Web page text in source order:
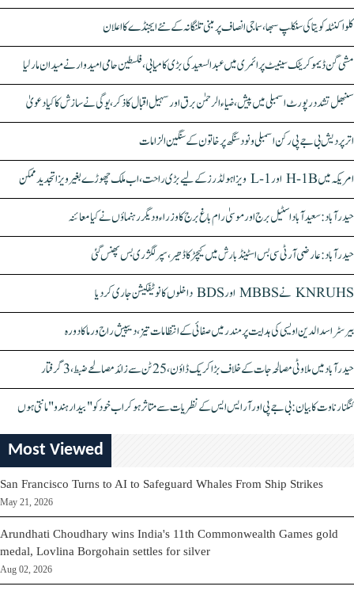
کلواکنٹلہ کویتا کی سنکلپ سبھا، سماجی انصاف پر مبنی تلنگانہ کے نئے ایجنڈے کا اعلان
مشی گن ڈیموکریٹک سینیٹ پرائمری میں عبدالسعید کی بڑی کامیابی، فلسطین حامی امیدوار نے میدان مار لیا
سنبھل تشدد رپورٹ اسمبلی میں پیش، ضیاء الرحمٰن برق اور سہیل اقبال کا ذکر، یوگی نے سازش کا کیا دعویٰ
اتر پردیش بی جے پی رکن اسمبلی ونود سنگھ پر خاتون کے سنگین الزامات
امریکہ میں H-1B اور L-1 ویزا ہولڈرز کے لیے بڑی راحت، اب ملک چھوڑے بغیر ویزا تجدید ممکن
حیدرآباد: سعیدآباد اسٹیل برج اور موسیٰ رام باغ برج کا وزراء و دیگر رہنماؤں نے کیا معائنہ
حیدرآباد: عارضی آر ٹی سی بس اسٹینڈ بارش میں کیچڑ کا ڈھیر، سپر لگژری بس پھنس گئی
KNRUHS نے MBBS اور BDS داخلوں کا نوٹیفکیشن جاری کر دیا
بیرسٹر اسدالدین اویسی کی ہدایت پر مندر میں صفائی کے انتظامات تیز، دیپیش راج ورما کا دورہ
حیدرآباد میں ملاوٹی مصالحہ جات کے خلاف بڑا کریک ڈاؤن، 25 ٹن سے زائد مصالحے ضبط، 3 گرفتار
کنگنا رناوت کا بیان: بی جے پی اور آر ایس ایس کے نظریات سے متاثر ہو کر اب خود کو "بیدار ہندو" مانتی ہوں
Most Viewed
San Francisco Turns to AI to Safeguard Whales From Ship Strikes
May 21, 2026
Arundhati Choudhary wins India's 11th Commonwealth Games gold
medal, Lovlina Borgohain settles for silver
Aug 02, 2026